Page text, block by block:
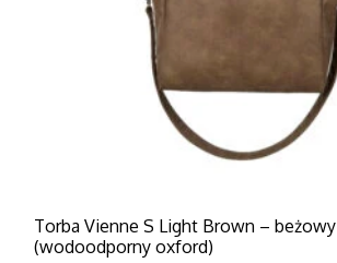
Torba Vienne S Light Brown – beżowy
(wodoodporny oxford)